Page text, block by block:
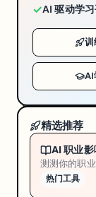
✓AI 驱动学
AI
精选推荐
AI 职业影
测测你的职
热门工具